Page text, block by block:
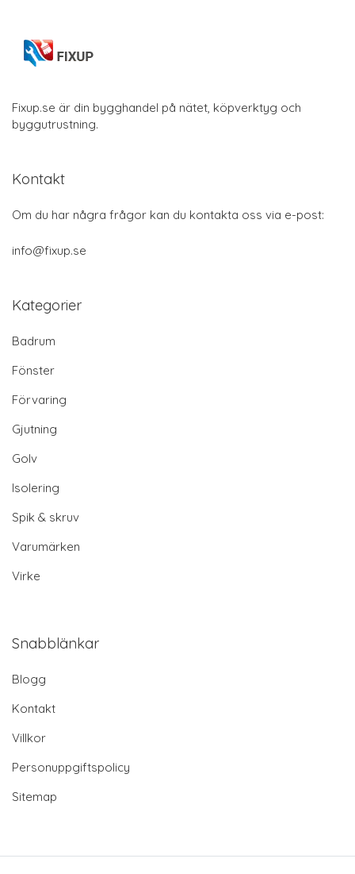
Fixup.se är din bygghandel på nätet, köpverktyg och
byggutrustning.
Kontakt
Om du har några frågor kan du kontakta oss via e-post:
info@fixup.se
Kategorier
Badrum
Fönster
Förvaring
Gjutning
Golv
Isolering
Spik & skruv
Varumärken
Virke
Snabblänkar
Blogg
Kontakt
Villkor
Personuppgiftspolicy
Sitemap